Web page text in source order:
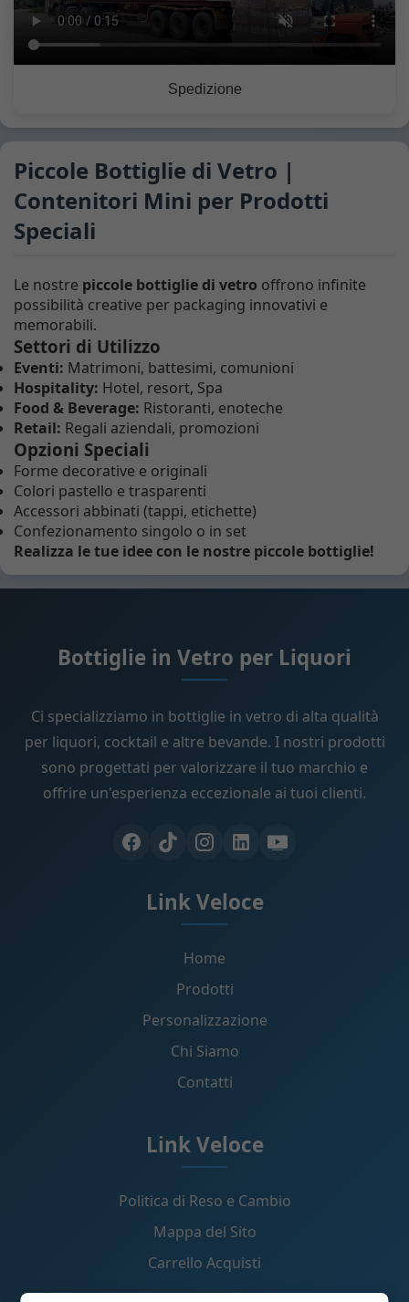
Spedizione
Piccole Bottiglie di Vetro |
Contenitori Mini per Prodotti
Speciali
Le nostre piccole bottiglie di vetro offrono infinite
possibilità creative per packaging innovativi e
memorabili.
Settori di Utilizzo
Eventi: Matrimoni, battesimi, comunioni
Hospitality: Hotel, resort, Spa
Food & Beverage: Ristoranti, enoteche
Retail: Regali aziendali, promozioni
Opzioni Speciali
Forme decorative e originali
Colori pastello e trasparenti
Accessori abbinati (tappi, etichette)
Confezionamento singolo o in set
Realizza le tue idee con le nostre piccole bottiglie!
Bottiglie in Vetro per Liquori
Ci specializziamo in bottiglie in vetro di alta qualità
per liquori, cocktail e altre bevande. I nostri prodotti
sono progettati per valorizzare il tuo marchio e
offrire un'esperienza eccezionale ai tuoi clienti.
Link Veloce
Home
Prodotti
Personalizzazione
Chi Siamo
Contatti
Link Veloce
Politica di Reso e Cambio
Mappa del Sito
Carrello Acquisti